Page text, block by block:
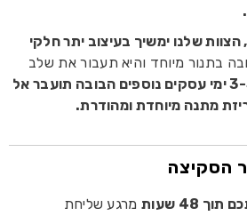
שלנו ימשיך בעיצוב יתר חלקי
בתנור מיוחד והיא תעבור את שלב
ותוך 3-5 ימי עסקים נוספים הבובה תועבר אל
מתנה מיוחדת ומהודרת.
הסקיצה
48 שעות
מרגע שליחת